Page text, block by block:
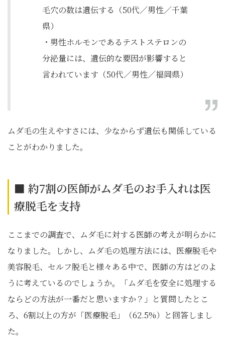
毛穴の数は遺伝する（50代／男性／千葉
県）
・男性ホルモンであるテストステロンの
分泌量には、遺伝的な要因が影響すると
言われています（50代／男性／福岡県）
ムダ毛の生えやすさには、少なからず遺伝も関係している
ことがわかりました。
■ 約7割の医師がムダ毛のお手入れは医
療脱毛を支持
ここまでの調査で、ムダ毛に対する医師の考えが明らかに
なりました。しかし、ムダ毛の処理方法には、医療脱毛や
美容脱毛、セルフ脱毛と様々ある中で、医師の方はどのよ
うに考えているのでしょうか。「ムダ毛を安全に処理する
ならどの方法が一番だと思いますか？」と質問したとこ
ろ、6割以上の方が「医療脱毛」（62.5%）と回答しまし
た。